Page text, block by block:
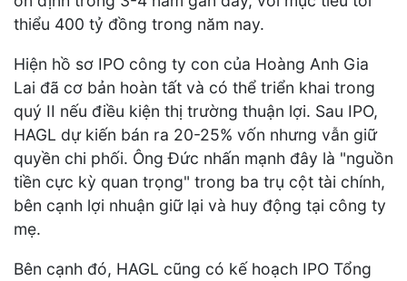
thiểu 400 tỷ đồng trong năm nay.
Hiện hồ sơ IPO công ty con của Hoàng Anh Gia
Lai đã cơ bản hoàn tất và có thể triển khai trong
quý II nếu điều kiện thị trường thuận lợi. Sau IPO,
HAGL dự kiến bán ra 20-25% vốn nhưng vẫn giữ
quyền chi phối. Ông Đức nhấn mạnh đây là "nguồn
tiền cực kỳ quan trọng" trong ba trụ cột tài chính,
bên cạnh lợi nhuận giữ lại và huy động tại công ty
mẹ.
Bên cạnh đó, HAGL cũng có kế hoạch IPO Tổng